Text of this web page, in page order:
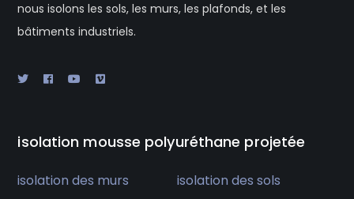
nous isolons les sols, les murs, les plafonds, et les
bâtiments industriels.
isolation mousse polyuréthane projetée
isolation des murs
isolation des sols